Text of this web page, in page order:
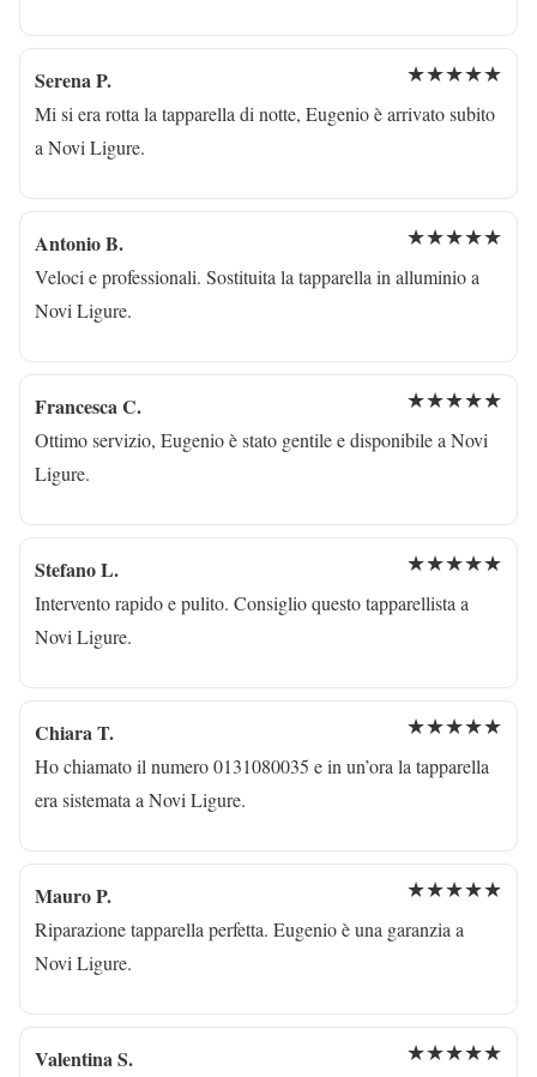
Serena P. ★★★★★
Mi si era rotta la tapparella di notte, Eugenio è arrivato subito
a Novi Ligure.
Antonio B. ★★★★★
Veloci e professionali. Sostituita la tapparella in alluminio a
Novi Ligure.
Francesca C. ★★★★★
Ottimo servizio, Eugenio è stato gentile e disponibile a Novi
Ligure.
Stefano L. ★★★★★
Intervento rapido e pulito. Consiglio questo tapparellista a
Novi Ligure.
Chiara T. ★★★★★
Ho chiamato il numero 0131080035 e in un’ora la tapparella
era sistemata a Novi Ligure.
Mauro P. ★★★★★
Riparazione tapparella perfetta. Eugenio è una garanzia a
Novi Ligure.
Valentina S. ★★★★★